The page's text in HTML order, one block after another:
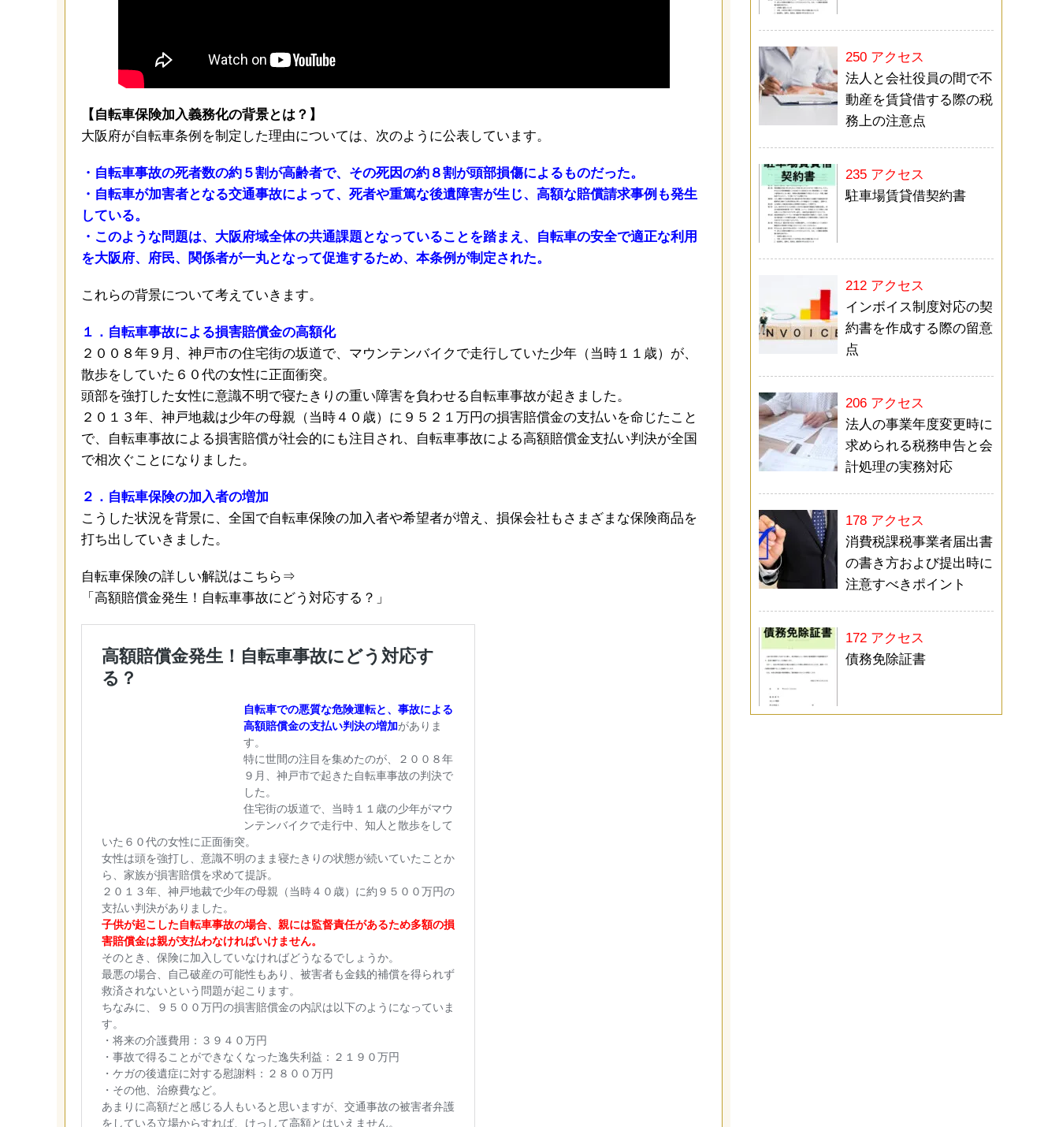
【自転車保険加入義務化の背景とは？】
大阪府が自転車条例を制定した理由については、次のように公表しています。
・自転車事故の死者数の約５割が高齢者で、その死因の約８割が頭部損傷によるものだった。
・自転車が加害者となる交通事故によって、死者や重篤な後遺障害が生じ、高額な賠償請求事例も発生
している。
・このような問題は、大阪府域全体の共通課題となっていることを踏まえ、自転車の安全で適正な利用
を大阪府、府民、関係者が一丸となって促進するため、本条例が制定された。
これらの背景について考えていきます。
１．自転車事故による損害賠償金の高額化
２００８年９月、神戸市の住宅街の坂道で、マウンテンバイクで走行していた少年（当時１１歳）が、
散歩をしていた６０代の女性に正面衝突。
頭部を強打した女性に意識不明で寝たきりの重い障害を負わせる自転車事故が起きました。
２０１３年、神戸地裁は少年の母親（当時４０歳）に９５２１万円の損害賠償金の支払いを命じたこと
で、自転車事故による損害賠償が社会的にも注目され、自転車事故による高額賠償金支払い判決が全国
で相次ぐことになりました。
２．自転車保険の加入者の増加
こうした状況を背景に、全国で自転車保険の加入者や希望者が増え、損保会社もさまざまな保険商品を
打ち出していきました。
自転車保険の詳しい解説はこちら⇒
「高額賠償金発生！自転車事故にどう対応する？」
250 アクセス
法人と会社役員の間で不
動産を賃貸借する際の税
務上の注意点
235 アクセス
駐車場賃貸借契約書
212 アクセス
インボイス制度対応の契
約書を作成する際の留意
点
206 アクセス
法人の事業年度変更時に
求められる税務申告と会
計処理の実務対応
178 アクセス
消費税課税事業者届出書
の書き方および提出時に
注意すべきポイント
172 アクセス
債務免除証書